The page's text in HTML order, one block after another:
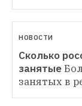
НОВОСТИ
Сколько
занятые